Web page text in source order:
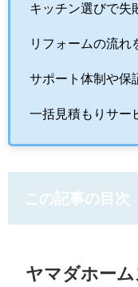
キッチン選びで失
リフォームの流れ
サポート体制や保
一括見積もりサー
この記事の目次
ヤマダホー